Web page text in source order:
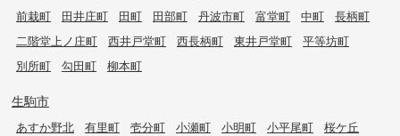
前栽町
田井庄町 田町 田部町 丹波市町 富堂町 中町
長柄町
二階堂上ノ庄町
西井戸堂町 西長柄町 東井戸堂町
平等坊町
別所町
勾田町 柳本町
生駒市
あすか野北 有里町 壱分町 小瀬町 小明町 小平尾町
桜ケ丘